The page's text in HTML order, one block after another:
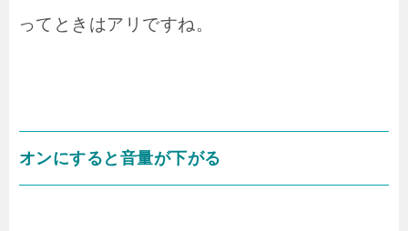
ってときはアリですね。
オンにすると音量が下がる